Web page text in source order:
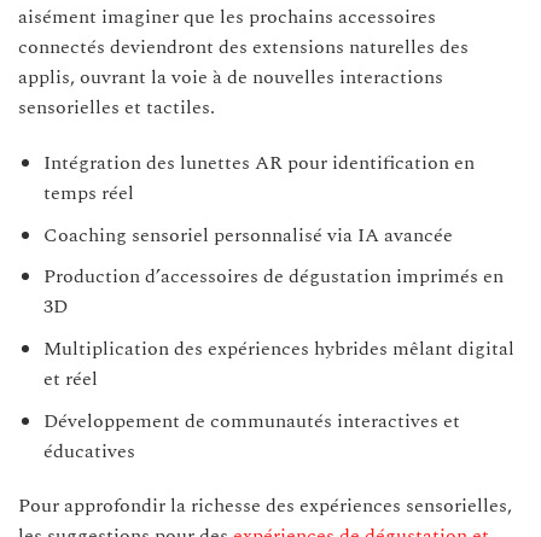
aisément imaginer que les prochains accessoires
connectés deviendront des extensions naturelles des
applis, ouvrant la voie à de nouvelles interactions
sensorielles et tactiles.
Intégration des lunettes AR pour identification en
temps réel
Coaching sensoriel personnalisé via IA avancée
Production d’accessoires de dégustation imprimés en
3D
Multiplication des expériences hybrides mêlant digital
et réel
Développement de communautés interactives et
éducatives
Pour approfondir la richesse des expériences sensorielles,